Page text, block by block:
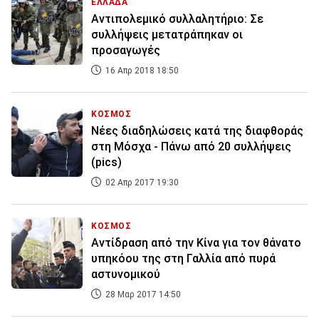
ΕΛΛΑΔΑ
Αντιπολεμικό συλλαλητήριο: Σε
συλλήψεις μετατράπηκαν οι
προσαγωγές
16 Απρ 2018 18:50
ΚΟΣΜΟΣ
Νέες διαδηλώσεις κατά της διαφθοράς
στη Μόσχα - Πάνω από 20 συλλήψεις
(pics)
02 Απρ 2017 19:30
ΚΟΣΜΟΣ
Αντίδραση από την Κίνα για τον θάνατο
υπηκόου της στη Γαλλία από πυρά
αστυνομικού
28 Μαρ 2017 14:50